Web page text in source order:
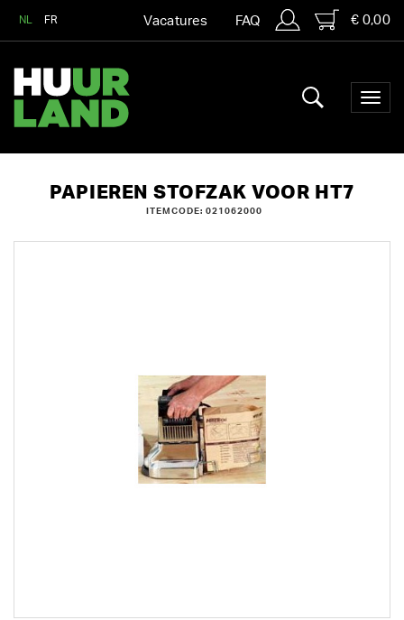
NL FR Vacatures FAQ € 0,00
PAPIEREN STOFZAK VOOR HT7
ITEMCODE: 021062000